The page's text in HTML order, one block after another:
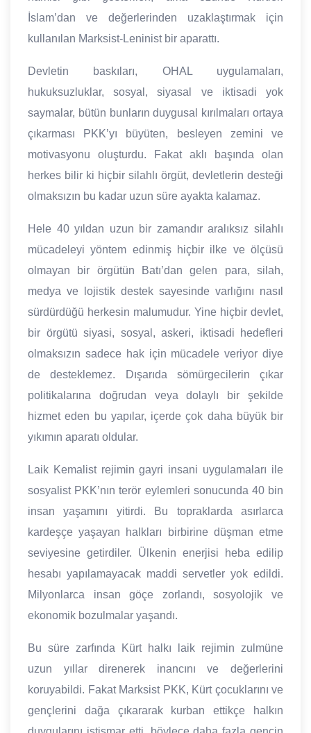
İslam’dan ve değerlerinden uzaklaştırmak için
kullanılan Marksist-Leninist bir aparattı.
Devletin baskıları, OHAL uygulamaları,
hukuksuzluklar, sosyal, siyasal ve iktisadi yok
saymalar, bütün bunların duygusal kırılmaları ortaya
çıkarması PKK’yı büyüten, besleyen zemini ve
motivasyonu oluşturdu. Fakat aklı başında olan
herkes bilir ki hiçbir silahlı örgüt, devletlerin desteği
olmaksızın bu kadar uzun süre ayakta kalamaz.
Hele 40 yıldan uzun bir zamandır aralıksız silahlı
mücadeleyi yöntem edinmiş hiçbir ilke ve ölçüsü
olmayan bir örgütün Batı’dan gelen para, silah,
medya ve lojistik destek sayesinde varlığını nasıl
sürdürdüğü herkesin malumudur. Yine hiçbir devlet,
bir örgütü siyasi, sosyal, askeri, iktisadi hedefleri
olmaksızın sadece hak için mücadele veriyor diye
de desteklemez. Dışarıda sömürgecilerin çıkar
politikalarına doğrudan veya dolaylı bir şekilde
hizmet eden bu yapılar, içerde çok daha büyük bir
yıkımın aparatı oldular.
Laik Kemalist rejimin gayri insani uygulamaları ile
sosyalist PKK’nın terör eylemleri sonucunda 40 bin
insan yaşamını yitirdi. Bu topraklarda asırlarca
kardeşçe yaşayan halkları birbirine düşman etme
seviyesine getirdiler. Ülkenin enerjisi heba edilip
hesabı yapılamayacak maddi servetler yok edildi.
Milyonlarca insan göçe zorlandı, sosyolojik ve
ekonomik bozulmalar yaşandı.
Bu süre zarfında Kürt halkı laik rejimin zulmüne
uzun yıllar direnerek inancını ve değerlerini
koruyabildi. Fakat Marksist PKK, Kürt çocuklarını ve
gençlerini dağa çıkararak kurban ettikçe halkın